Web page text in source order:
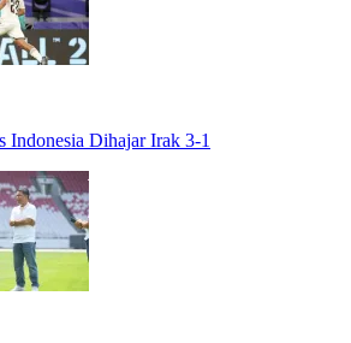
Indonesia Dihajar Irak 3-1